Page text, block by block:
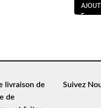
livraison de
de
Suivez